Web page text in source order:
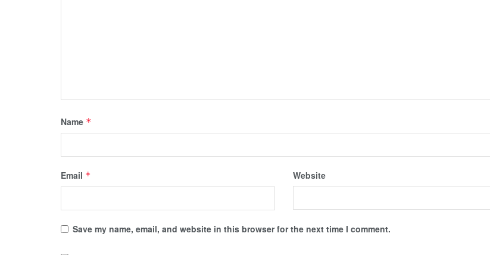
Name *
Email * Website
Save my name, email, and website in this browser for the next time I comment.